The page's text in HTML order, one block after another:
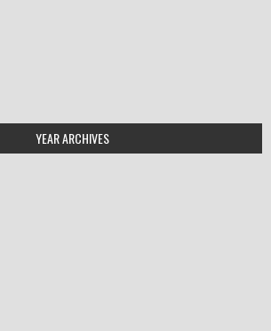
YEAR ARCHIVES